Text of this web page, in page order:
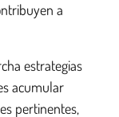
a
estrategias
acumular
pertinentes,